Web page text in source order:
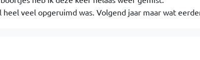
veel opgeruimd was. Volgend jaar maar wat